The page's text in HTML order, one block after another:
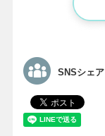
SNSシェア